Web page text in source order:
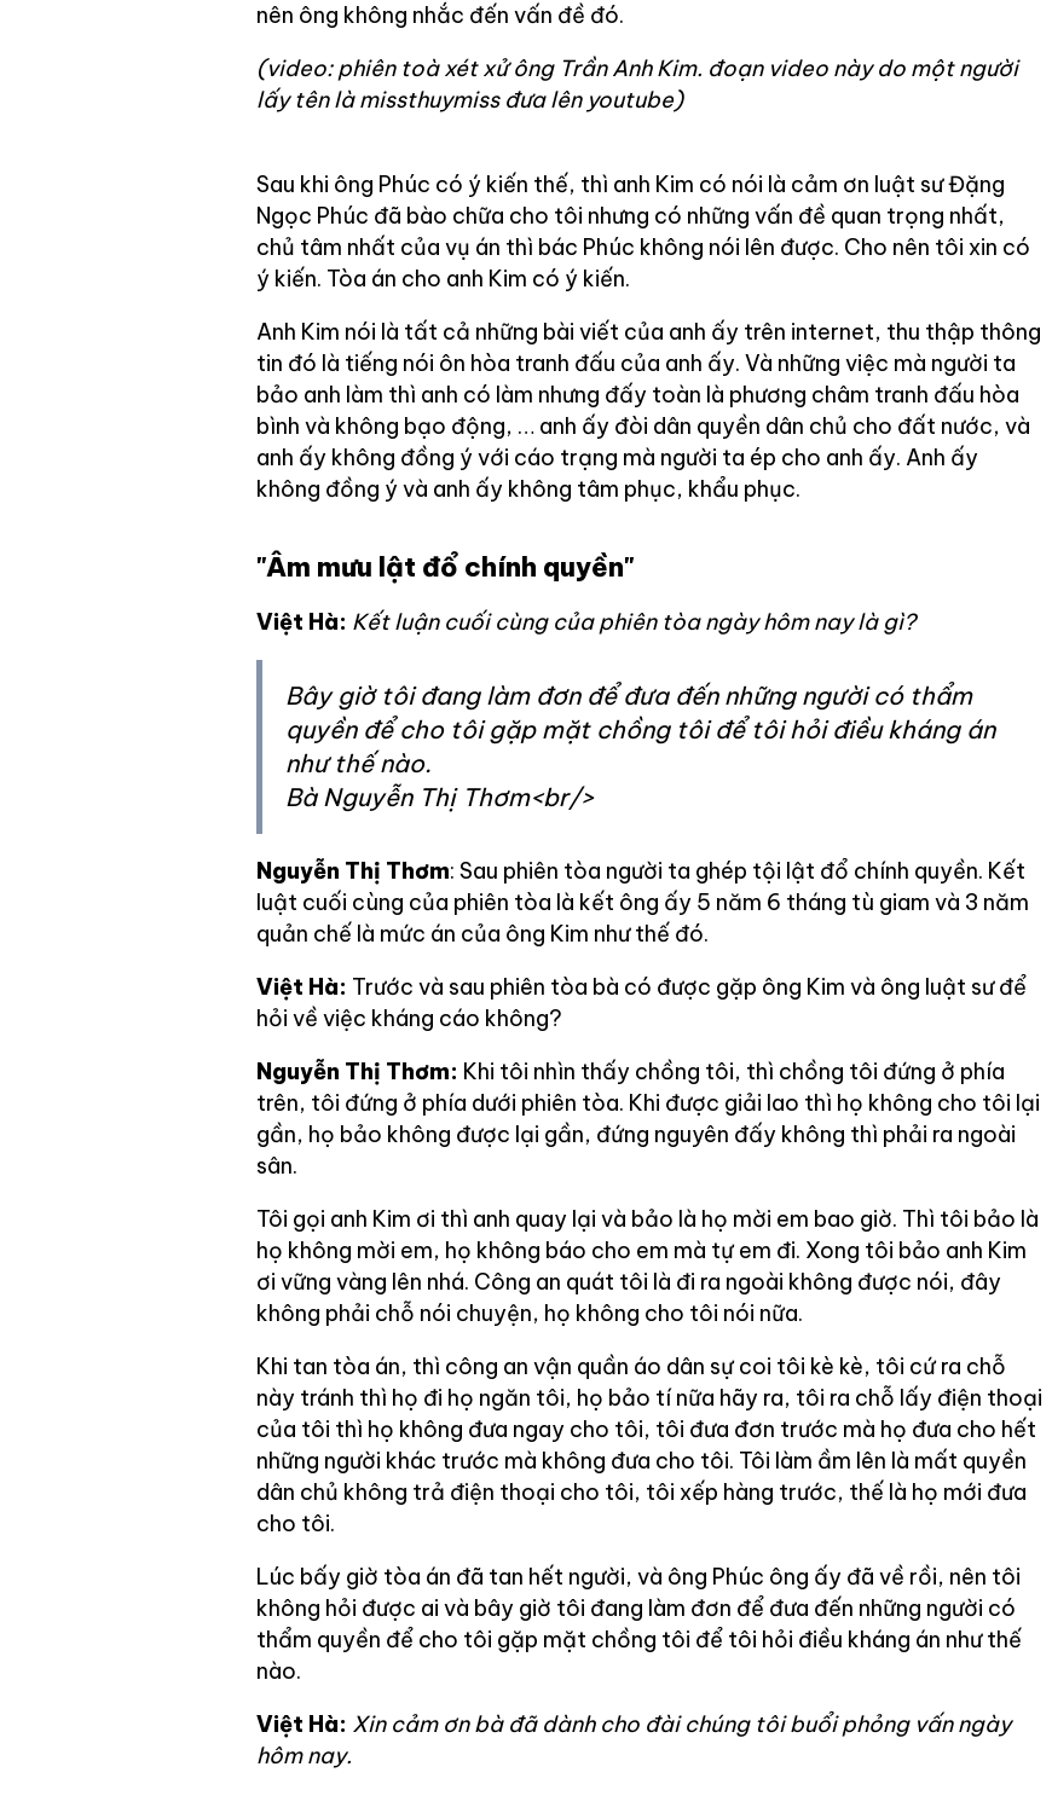
nên ông không nhắc đến vấn đề đó.
(video: phiên toà xét xử ông Trần Anh Kim. đoạn video này do một người
lấy tên là missthuymiss đưa lên youtube)
Sau khi ông Phúc có ý kiến thế, thì anh Kim có nói là cảm ơn luật sư Đặng
Ngọc Phúc đã bào chữa cho tôi nhưng có những vấn đề quan trọng nhất,
chủ tâm nhất của vụ án thì bác Phúc không nói lên được. Cho nên tôi xin có
ý kiến. Tòa án cho anh Kim có ý kiến.
Anh Kim nói là tất cả những bài viết của anh ấy trên internet, thu thập thông
tin đó là tiếng nói ôn hòa tranh đấu của anh ấy. Và những việc mà người ta
bảo anh làm thì anh có làm nhưng đấy toàn là phương châm tranh đấu hòa
bình và không bạo động, … anh ấy đòi dân quyền dân chủ cho đất nước, và
anh ấy không đồng ý với cáo trạng mà người ta ép cho anh ấy. Anh ấy
không đồng ý và anh ấy không tâm phục, khẩu phục.
"Âm mưu lật đổ chính quyền"
Việt Hà: Kết luận cuối cùng của phiên tòa ngày hôm nay là gì?
Bây giờ tôi đang làm đơn để đưa đến những người có thẩm
quyền để cho tôi gặp mặt chồng tôi để tôi hỏi điều kháng án
như thế nào.
Bà Nguyễn Thị Thơm<br/>
Nguyễn Thị Thơm: Sau phiên tòa người ta ghép tội lật đổ chính quyền. Kết
luật cuối cùng của phiên tòa là kết ông ấy 5 năm 6 tháng tù giam và 3 năm
quản chế là mức án của ông Kim như thế đó.
Việt Hà: Trước và sau phiên tòa bà có được gặp ông Kim và ông luật sư để
hỏi về việc kháng cáo không?
Nguyễn Thị Thơm: Khi tôi nhìn thấy chồng tôi, thì chồng tôi đứng ở phía
trên, tôi đứng ở phía dưới phiên tòa. Khi được giải lao thì họ không cho tôi lại
gần, họ bảo không được lại gần, đứng nguyên đấy không thì phải ra ngoài
sân.
Tôi gọi anh Kim ơi thì anh quay lại và bảo là họ mời em bao giờ. Thì tôi bảo là
họ không mời em, họ không báo cho em mà tự em đi. Xong tôi bảo anh Kim
ơi vững vàng lên nhá. Công an quát tôi là đi ra ngoài không được nói, đây
không phải chỗ nói chuyện, họ không cho tôi nói nữa.
Khi tan tòa án, thì công an vận quần áo dân sự coi tôi kè kè, tôi cứ ra chỗ
này tránh thì họ đi họ ngăn tôi, họ bảo tí nữa hãy ra, tôi ra chỗ lấy điện thoại
của tôi thì họ không đưa ngay cho tôi, tôi đưa đơn trước mà họ đưa cho hết
những người khác trước mà không đưa cho tôi. Tôi làm ầm lên là mất quyền
dân chủ không trả điện thoại cho tôi, tôi xếp hàng trước, thế là họ mới đưa
cho tôi.
Lúc bấy giờ tòa án đã tan hết người, và ông Phúc ông ấy đã về rồi, nên tôi
không hỏi được ai và bây giờ tôi đang làm đơn để đưa đến những người có
thẩm quyền để cho tôi gặp mặt chồng tôi để tôi hỏi điều kháng án như thế
nào.
Việt Hà: Xin cảm ơn bà đã dành cho đài chúng tôi buổi phỏng vấn ngày
hôm nay.